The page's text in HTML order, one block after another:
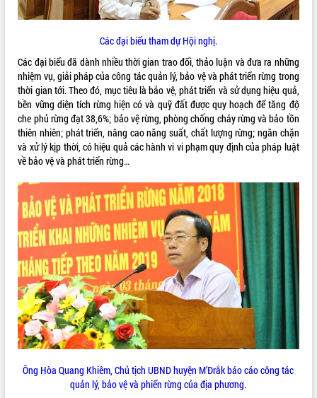
Bí thư Tỉnh ủy Lương Nguyễn Minh
Rà soát, hoàn thiện hệ thống thiết chế
văn hóa, thể thao đáp ứng yêu cầu
phát triển mới
Thường trực HĐND tỉnh Đắk Lắk gặp
mặt Đoàn chuyên gia y tế TP. Hồ Chí
Minh
Lễ truy điệu và an táng hài cốt liệt sĩ
tại Nghĩa trang Liệt sĩ xã Sơn Hòa
Bàn giải pháp tháo gỡ khó khăn trong
xuất khẩu sầu riêng và triển khai quy
định EUDR
Thứ trưởng Bộ Nông nghiệp và Môi
trường Nguyễn Hoàng Hiệp khảo sát
vùng trồng và doanh nghiệp đóng gói
sầu riêng tại Đắk Lắk
Trình diễn nghệ thuật chế biến các
món ăn từ sầu riêng
Đắk Lắk công bố Quy hoạch và xúc
tiến đầu tư tỉnh
Ngành cá ngừ Đắk Lắk chủ động thích
ứng để giữ vững thị trường xuất khẩu
Diễn đàn Kinh tế tư nhân Việt Nam đột
THỐNG KÊ TRUY CẬP
Hôm nay: 13648
Tất cả: 66126762
Các đại biểu tham dự Hội nghị.
Các đại biểu đã dành nhiều thời gian trao đổi, thảo luận và đưa ra những
nhiệm vụ, giải pháp của công tác quản lý, bảo vệ và phát triển rừng trong
thời gian tới. Theo đó, mục tiêu là bảo vệ, phát triển và sử dụng hiệu quả,
bền vững diện tích rừng hiện có và quỹ đất được quy hoạch để tăng độ
che phủ rừng đạt 38,6%; bảo vệ rừng, phòng chống cháy rừng và bảo tồn
thiên nhiên; phát triển, nâng cao năng suất, chất lượng rừng; ngăn chặn
và xử lý kịp thời, có hiệu quả các hành vi vi phạm quy định của pháp luật
về bảo vệ và phát triển rừng…
Ông Hòa Quang Khiêm, Chủ tịch UBND huyện M’Đrắk báo cáo công tác
quản lý, bảo vệ và phiển rừng của địa phương.